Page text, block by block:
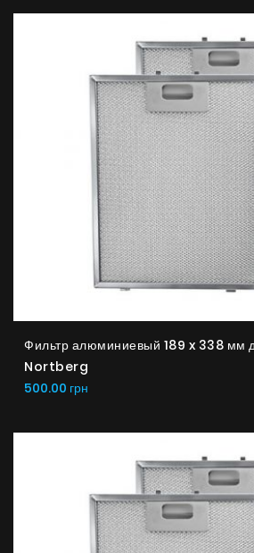
Фильтр алюминиевый 189 x 338 мм
Nortberg
500.00 грн